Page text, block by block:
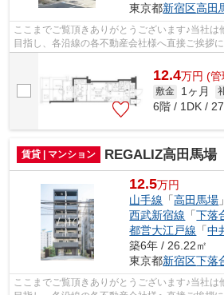
東京都新宿区高田
ここまでご覧頂きありがとうございます♪当社
目指し、各沿線の各不動産会社様へ直接ご挨拶
様へ提供しております！最新の情報は...
12.4万円 (管
敷金 1ヶ月
6階 / 1DK /
賃貸 | マンション REGALIZ高田馬場
12.5万円
山手線 「高田馬場
西武新宿線 「下落
都営大江戸線 「中
築6年 / 26.22㎡
東京都新宿区下落
ここまでご覧頂きありがとうございます♪当社は